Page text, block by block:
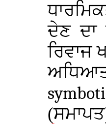
ਦੇਣ
ਰਿਵਾਜ